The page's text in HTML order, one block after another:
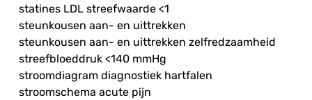
statines LDL streefwaarde <1
steunkousen aan- en uittrekken
steunkousen aan- en uittrekken zelfredzaamheid
streefbloeddruk <140 mmHg
stroomdiagram diagnostiek hartfalen
stroomschema acute pijn